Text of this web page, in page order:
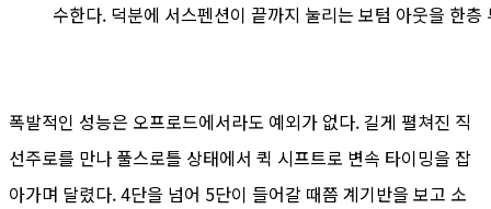
수한다. 덕분에 서스펜션이 끝까지 눌리는 보텀 아웃을 한
폭발적인 성능은 오프로드에서라도 예외가 없다. 길게 펼쳐진 직
선주로를 만나 풀스로틀 상태에서 퀵 시프트로 변속 타이밍을 잡
아가며 달렸다. 4단을 넘어 5단이 들어갈 때쯤 계기반을 보고 소